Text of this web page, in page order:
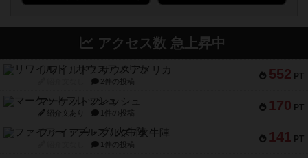
アクセス数 急上昇中
552 PT
リワイルド：サウスアメリカ
2件の投稿
170 PT
マーケットフレッシュ
紹介文あり 1件の投稿
141 PT
ファイアー・ブルズ / 火牛陣
1件の投稿